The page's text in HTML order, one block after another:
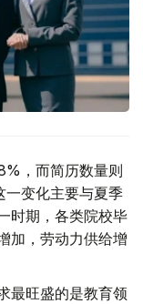
，而简历数量则
一变化主要与夏季
时期，各类院校毕
加，劳动力供给增
最旺盛的是教育领